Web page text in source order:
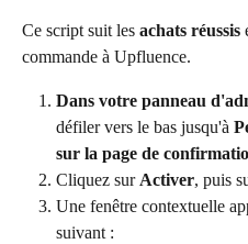
Ce script suit les achats réussis
commande à Upfluence.
Dans votre panneau
défiler vers le bas jusqu'à
sur la page de
Cliquez sur Activer, puis
Une fenêtre contextuelle
suivant :